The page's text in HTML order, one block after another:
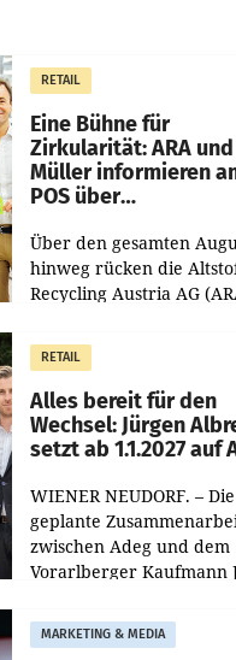
RETAIL
Eine Bühne für
Zirkularität: ARA und
Müller informieren
POS über
Über den gesamten
hinweg rücken die
Recycling Austria AG
Müller die Initiative
Helden“ in allen
österreichischen Müller-
RETAIL
Alles bereit für den
Wechsel: Jürgen
setzt ab 1.1.2027 auf
WIENER NEUDORF. – Die
geplante
zwischen Adeg und dem
Vorarlberger Kaufmann
freigegeben: Die
MARKETING & MEDIA